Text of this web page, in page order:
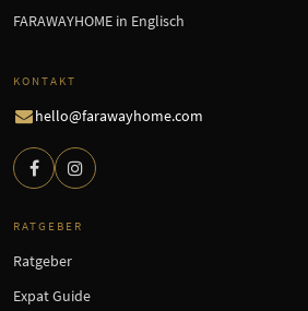
FARAWAYHOME in Englisch
KONTAKT
hello@farawayhome.com
RATGEBER
Ratgeber
Expat Guide